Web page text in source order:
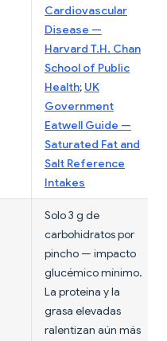
Cardiovascular
Disease —
Harvard T.H. Chan
School of Public
Health; UK
Government
Eatwell Guide —
Saturated Fat and
Salt Reference
Intakes
Solo 3 g de
carbohidratos por
pincho — impacto
glucémico mínimo.
La proteína y la
grasa elevadas
ralentizan aún más